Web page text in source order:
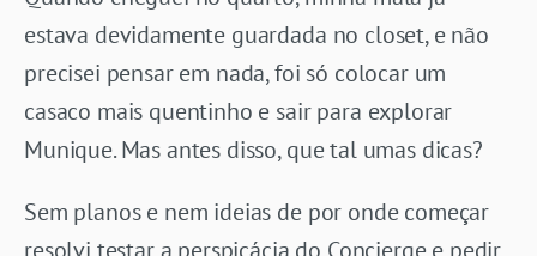
estava devidamente guardada no closet, e não
precisei pensar em nada, foi só colocar um
casaco mais quentinho e sair para explorar
Munique. Mas antes disso, que tal umas dicas?
Sem planos e nem ideias de por onde começar
resolvi testar a perspicácia do Concierge e pedir